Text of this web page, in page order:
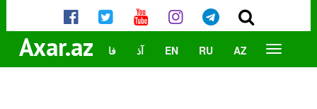
Axar.az AZ
RU
EN آذ فا